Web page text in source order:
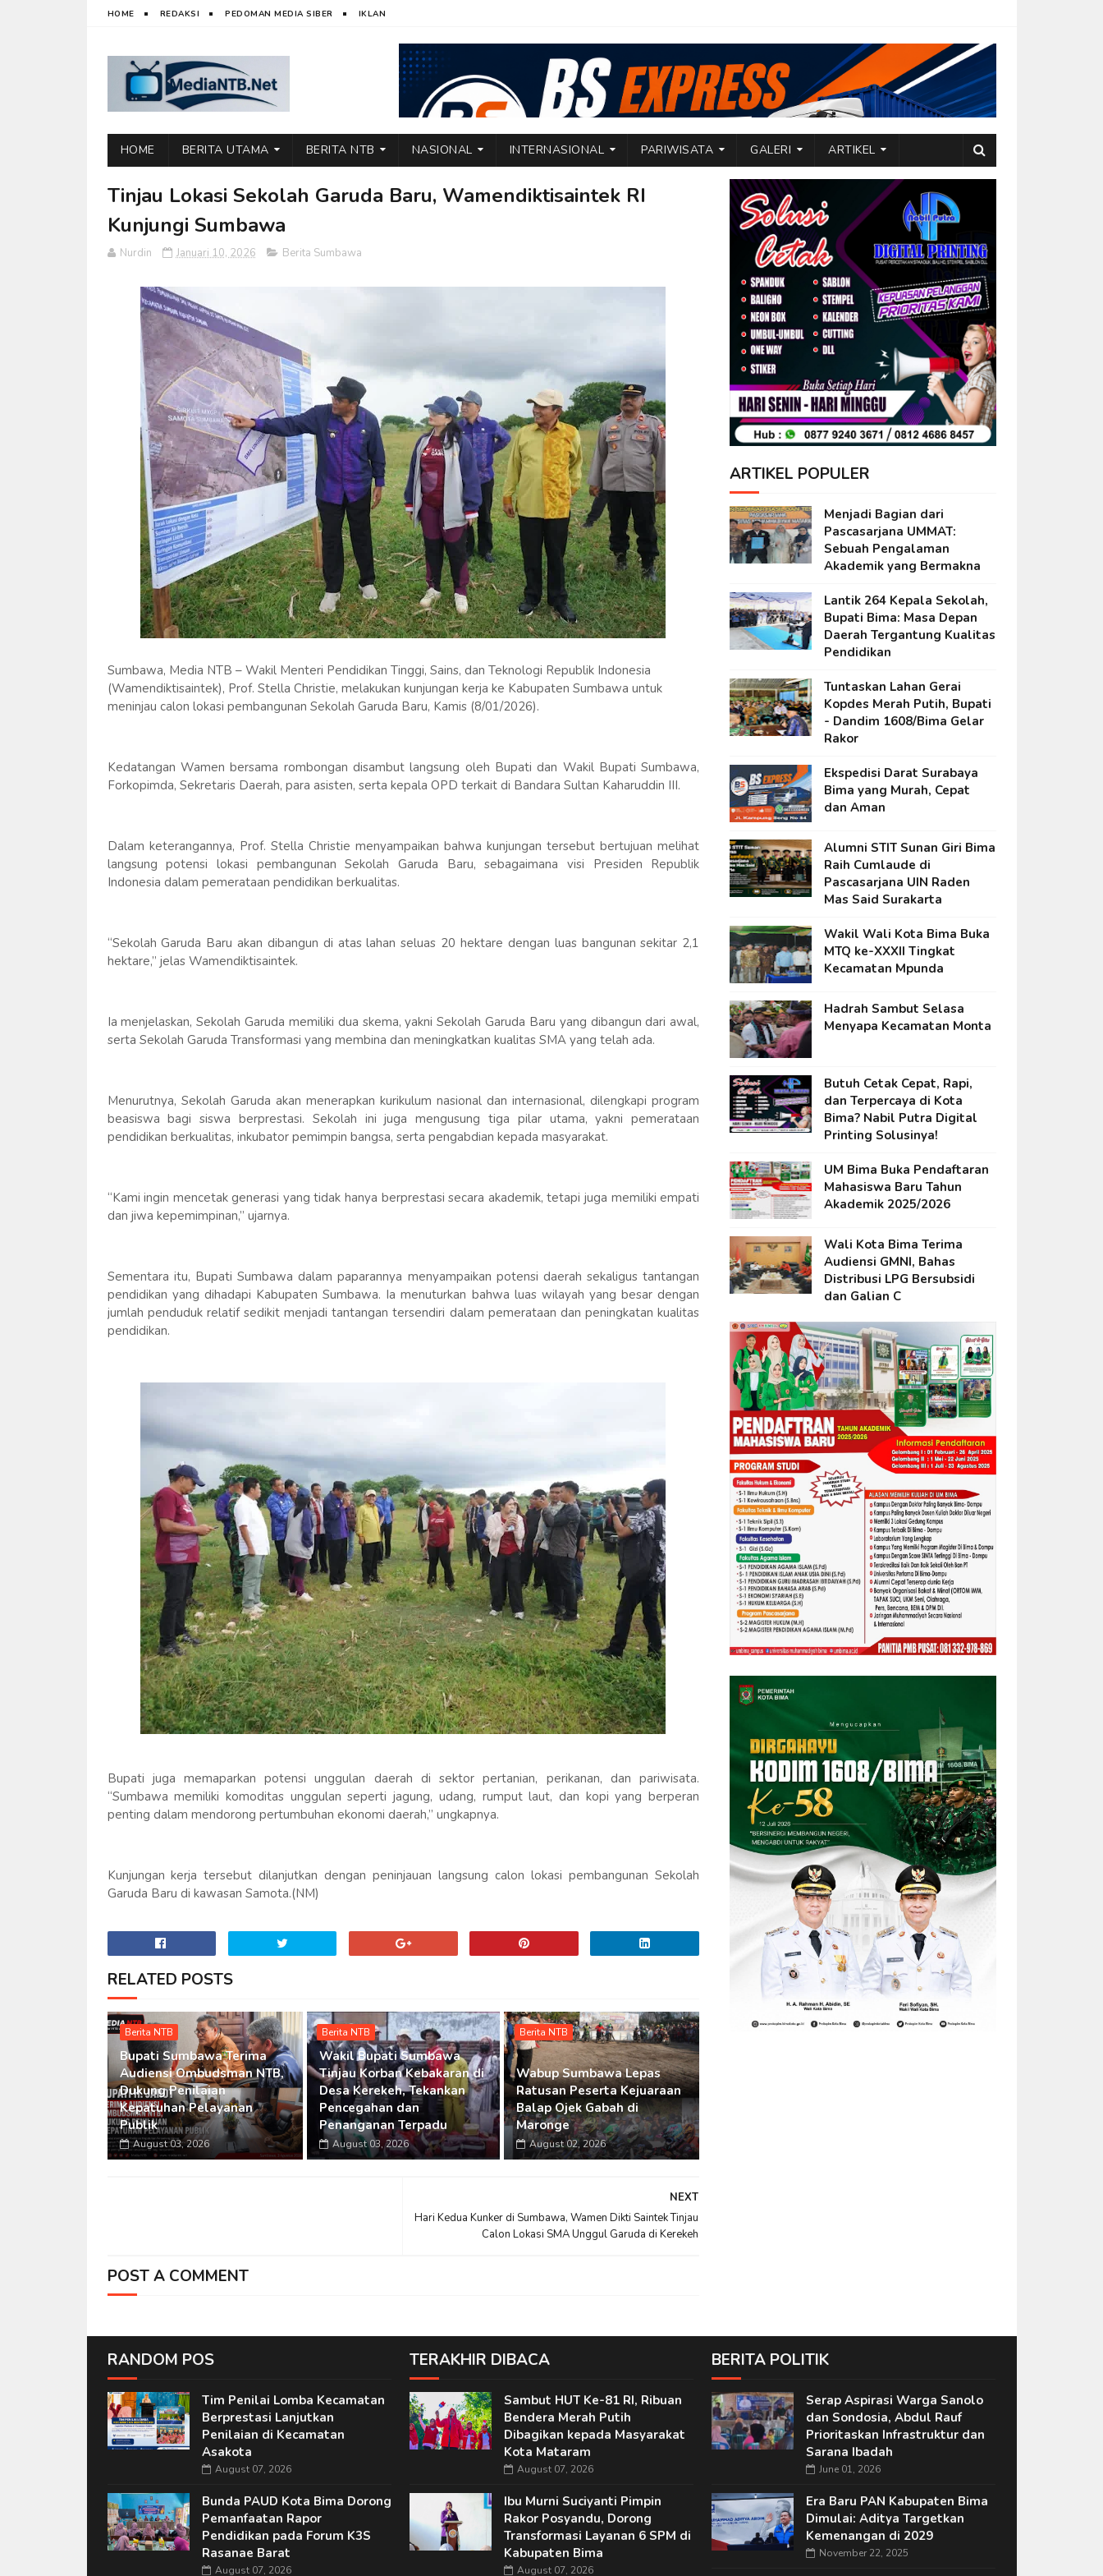
HOME REDAKSI PEDOMAN MEDIA SIBER IKLAN
HOME BERITA UTAMA BERITA NTB NASIONAL INTERNASIONAL PARIWISATA GALERI ARTIKEL
Tinjau Lokasi Sekolah Garuda Baru, Wamendiktisaintek RI
Kunjungi Sumbawa
Nurdin Januari 10, 2026 Berita Sumbawa
Sumbawa, Media NTB – Wakil Menteri Pendidikan Tinggi, Sains, dan Teknologi Republik Indonesia
(Wamendiktisaintek), Prof. Stella Christie, melakukan kunjungan kerja ke Kabupaten Sumbawa untuk
meninjau calon lokasi pembangunan Sekolah Garuda Baru, Kamis (8/01/2026).
Kedatangan Wamen bersama rombongan disambut langsung oleh Bupati dan Wakil Bupati Sumbawa,
Forkopimda, Sekretaris Daerah, para asisten, serta kepala OPD terkait di Bandara Sultan Kaharuddin III.
Dalam keterangannya, Prof. Stella Christie menyampaikan bahwa kunjungan tersebut bertujuan melihat
langsung potensi lokasi pembangunan Sekolah Garuda Baru, sebagaimana visi Presiden Republik
Indonesia dalam pemerataan pendidikan berkualitas.
“Sekolah Garuda Baru akan dibangun di atas lahan seluas 20 hektare dengan luas bangunan sekitar 2,1
hektare,” jelas Wamendiktisaintek.
Ia menjelaskan, Sekolah Garuda memiliki dua skema, yakni Sekolah Garuda Baru yang dibangun dari awal,
serta Sekolah Garuda Transformasi yang membina dan meningkatkan kualitas SMA yang telah ada.
Menurutnya, Sekolah Garuda akan menerapkan kurikulum nasional dan internasional, dilengkapi program
beasiswa bagi siswa berprestasi. Sekolah ini juga mengusung tiga pilar utama, yakni pemerataan
pendidikan berkualitas, inkubator pemimpin bangsa, serta pengabdian kepada masyarakat.
“Kami ingin mencetak generasi yang tidak hanya berprestasi secara akademik, tetapi juga memiliki empati
dan jiwa kepemimpinan,” ujarnya.
Sementara itu, Bupati Sumbawa dalam paparannya menyampaikan potensi daerah sekaligus tantangan
pendidikan yang dihadapi Kabupaten Sumbawa. Ia menuturkan bahwa luas wilayah yang besar dengan
jumlah penduduk relatif sedikit menjadi tantangan tersendiri dalam pemerataan dan peningkatan kualitas
pendidikan.
Bupati juga memaparkan potensi unggulan daerah di sektor pertanian, perikanan, dan pariwisata.
“Sumbawa memiliki komoditas unggulan seperti jagung, udang, rumput laut, dan kopi yang berperan
penting dalam mendorong pertumbuhan ekonomi daerah,” ungkapnya.
Kunjungan kerja tersebut dilanjutkan dengan peninjauan langsung calon lokasi pembangunan Sekolah
Garuda Baru di kawasan Samota.(NM)
RELATED POSTS
Berita NTB
Bupati Sumbawa Terima
Audiensi Ombudsman NTB,
Dukung Penilaian
Kepatuhan Pelayanan
Publik
August 03, 2026
Berita NTB
Wakil Bupati Sumbawa
Tinjau Korban Kebakaran di
Desa Kerekeh, Tekankan
Pencegahan dan
Penanganan Terpadu
August 03, 2026
Berita NTB
Wabup Sumbawa Lepas
Ratusan Peserta Kejuaraan
Balap Ojek Gabah di
Maronge
August 02, 2026
NEXT
Hari Kedua Kunker di Sumbawa, Wamen Dikti Saintek Tinjau
Calon Lokasi SMA Unggul Garuda di Kerekeh
POST A COMMENT
ARTIKEL POPULER
Menjadi Bagian dari
Pascasarjana UMMAT:
Sebuah Pengalaman
Akademik yang Bermakna
Lantik 264 Kepala Sekolah,
Bupati Bima: Masa Depan
Daerah Tergantung Kualitas
Pendidikan
Tuntaskan Lahan Gerai
Kopdes Merah Putih, Bupati
- Dandim 1608/Bima Gelar
Rakor
Ekspedisi Darat Surabaya
Bima yang Murah, Cepat
dan Aman
Alumni STIT Sunan Giri Bima
Raih Cumlaude di
Pascasarjana UIN Raden
Mas Said Surakarta
Wakil Wali Kota Bima Buka
MTQ ke-XXXII Tingkat
Kecamatan Mpunda
Hadrah Sambut Selasa
Menyapa Kecamatan Monta
Butuh Cetak Cepat, Rapi,
dan Terpercaya di Kota
Bima? Nabil Putra Digital
Printing Solusinya!
UM Bima Buka Pendaftaran
Mahasiswa Baru Tahun
Akademik 2025/2026
Wali Kota Bima Terima
Audiensi GMNI, Bahas
Distribusi LPG Bersubsidi
dan Galian C
RANDOM POS
Tim Penilai Lomba Kecamatan
Berprestasi Lanjutkan
Penilaian di Kecamatan
Asakota
August 07, 2026
Bunda PAUD Kota Bima Dorong
Pemanfaatan Rapor
Pendidikan pada Forum K3S
Rasanae Barat
August 07, 2026
TERAKHIR DIBACA
Sambut HUT Ke-81 RI, Ribuan
Bendera Merah Putih
Dibagikan kepada Masyarakat
Kota Mataram
August 07, 2026
Ibu Murni Suciyanti Pimpin
Rakor Posyandu, Dorong
Transformasi Layanan 6 SPM di
Kabupaten Bima
August 07, 2026
BERITA POLITIK
Serap Aspirasi Warga Sanolo
dan Sondosia, Abdul Rauf
Prioritaskan Infrastruktur dan
Sarana Ibadah
June 01, 2026
Era Baru PAN Kabupaten Bima
Dimulai: Aditya Targetkan
Kemenangan di 2029
November 22, 2025